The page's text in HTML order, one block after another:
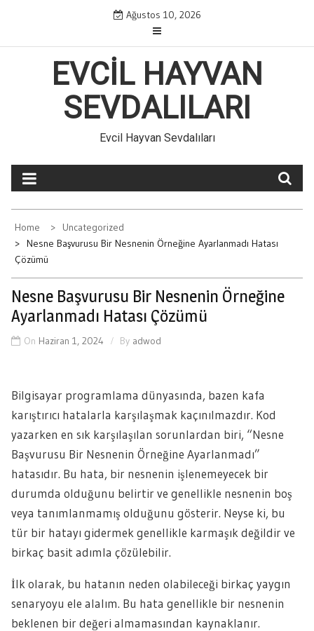
content
Ağustos 10, 2026
EVCIL HAYVAN
SEVDALILARI
Evcil Hayvan Sevdalıları
Home
Uncategorized
Nesne Başvurusu Bir Nesnenin Örneğine Ayarlanmadı Hatası
Çözümü
Nesne Başvurusu Bir Nesnenin Örneğine
Ayarlanmadı Hatası Çözümü
On Haziran 1, 2024 By adwod
Bilgisayar programlama dünyasında, bazen kafa
karıştırıcı hatalarla karşılaşmak kaçınılmazdır. Kod
yazarken en sık karşılaşılan sorunlardan biri, “Nesne
Başvurusu Bir Nesnenin Örneğine Ayarlanmadı”
hatasıdır. Bu hata, bir nesnenin işlenemeyecek bir
durumda olduğunu belirtir ve genellikle nesnenin boş
veya tanımlanmamış olduğunu gösterir. Neyse ki, bu
tür bir hatayı gidermek genellikle karmaşık değildir ve
birkaç basit adımla çözülebilir.
İlk olarak, bu hatanın neden olabileceği birkaç yaygın
senaryoyu ele alalım. Bu hata genellikle bir nesnenin
beklenen bir değeri almamasından kaynaklanır.